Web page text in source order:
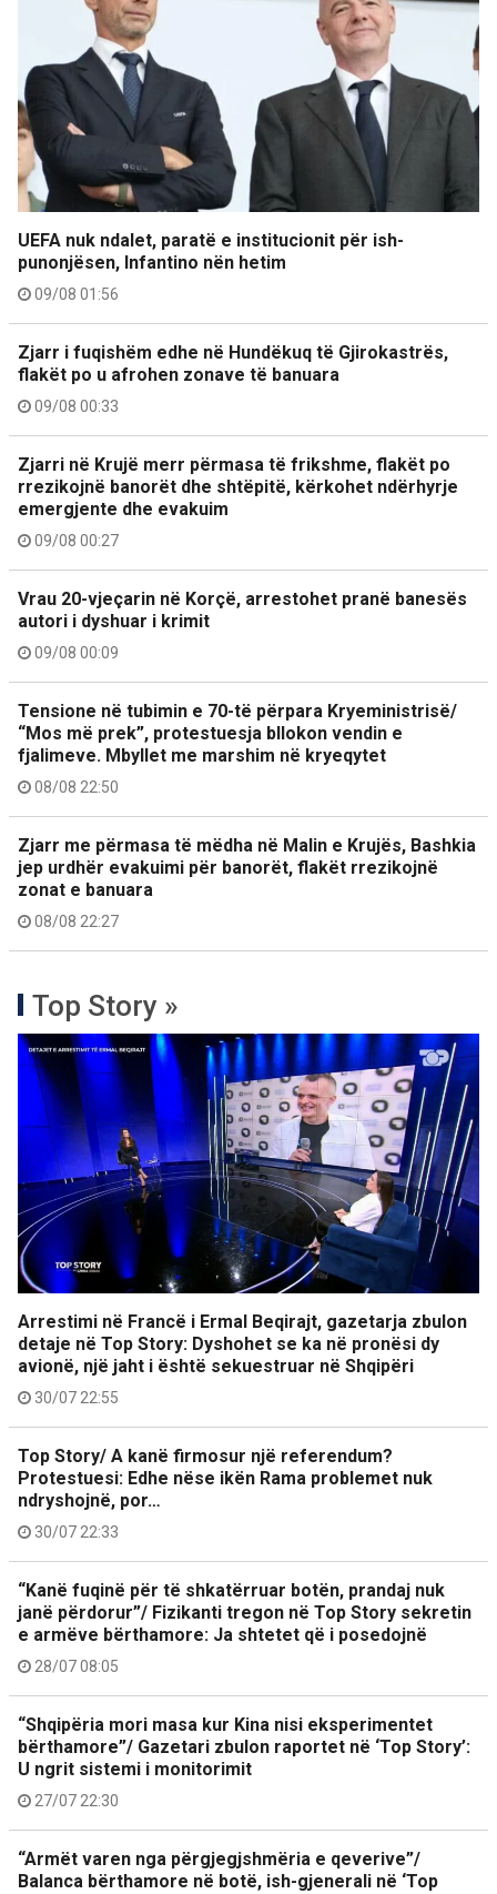
UEFA nuk ndalet, paratë e institucionit për ish-
punonjësen, Infantino nën hetim
09/08 01:56
Zjarr i fuqishëm edhe në Hundëkuq të Gjirokastrës,
flakët po u afrohen zonave të banuara
09/08 00:33
Zjarri në Krujë merr përmasa të frikshme, flakët po
rrezikojnë banorët dhe shtëpitë, kërkohet ndërhyrje
emergjente dhe evakuim
09/08 00:27
Vrau 20-vjeçarin në Korçë, arrestohet pranë banesës
autori i dyshuar i krimit
09/08 00:09
Tensione në tubimin e 70-të përpara Kryeministrisë/
“Mos më prek”, protestuesja bllokon vendin e
fjalimeve. Mbyllet me marshim në kryeqytet
08/08 22:50
Zjarr me përmasa të mëdha në Malin e Krujës, Bashkia
jep urdhër evakuimi për banorët, flakët rrezikojnë
zonat e banuara
08/08 22:27
Top Story »
Arrestimi në Francë i Ermal Beqirajt, gazetarja zbulon
detaje në Top Story: Dyshohet se ka në pronësi dy
avionë, një jaht i është sekuestruar në Shqipëri
30/07 22:55
Top Story/ A kanë firmosur një referendum?
Protestuesi: Edhe nëse ikën Rama problemet nuk
ndryshojnë, por…
30/07 22:33
“Kanë fuqinë për të shkatërruar botën, prandaj nuk
janë përdorur”/ Fizikanti tregon në Top Story sekretin
e armëve bërthamore: Ja shtetet që i posedojnë
28/07 08:05
“Shqipëria mori masa kur Kina nisi eksperimentet
bërthamore”/ Gazetari zbulon raportet në ‘Top Story’:
U ngrit sistemi i monitorimit
27/07 22:30
“Armët varen nga përgjegjshmëria e qeverive”/
Balanca bërthamore në botë, ish-gjenerali në ‘Top